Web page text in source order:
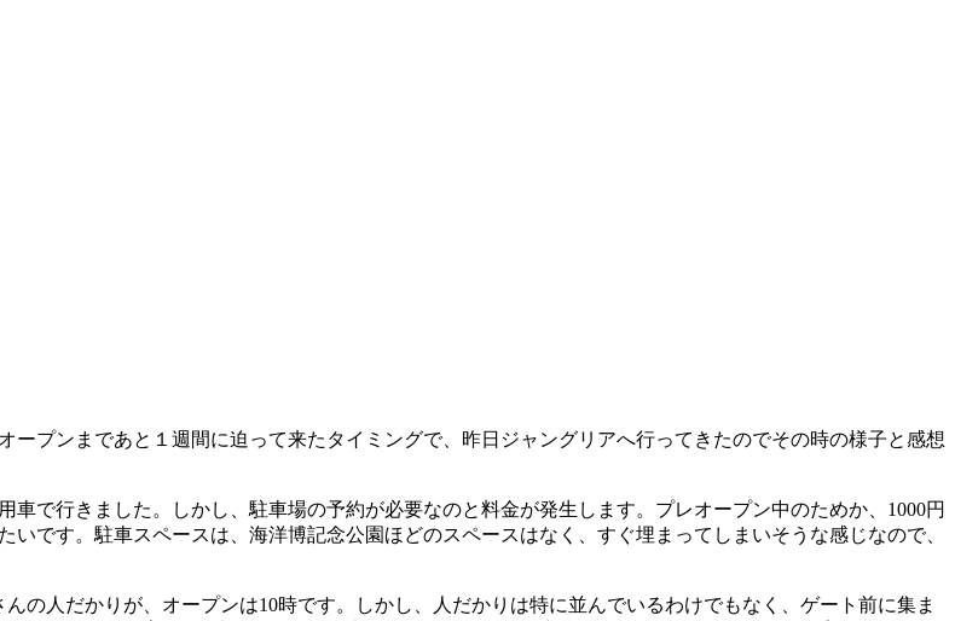
プンまであと１週間に迫って来たタイミングで、昨日ジャングリアへ行ってきたのでその時の様子と感想
で行きました。しかし、駐車場の予約が必要なのと料金が発生します。プレオープン中のためか、1000円
です。駐車スペースは、海洋博記念公園ほどのスペースはなく、すぐ埋まってしまいそうな感じなので、
の人だかりが、オープンは10時です。しかし、人だかりは特に並んでいるわけでもなく、ゲート前に集ま